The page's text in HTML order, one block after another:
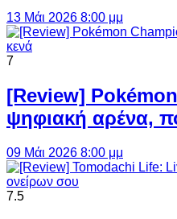
13 Μάι 2026 8:00 μμ
7
[Review]
ψηφιακή αρένα,
09 Μάι 2026 8:00 μμ
7.5